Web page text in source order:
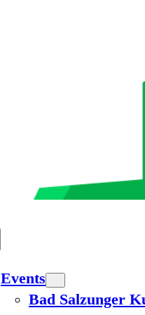
Events
Bad Salzunger